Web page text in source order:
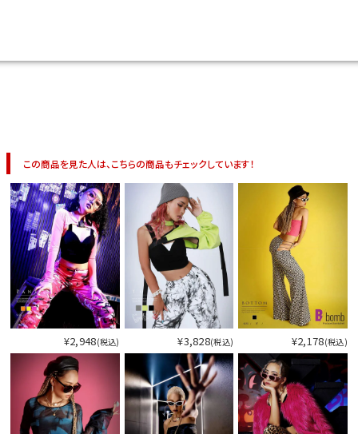
この商品を見た人は、こちらの商品もチェックしています！
¥2,948(税込) ¥3,828(税込) ¥2,178(税込)